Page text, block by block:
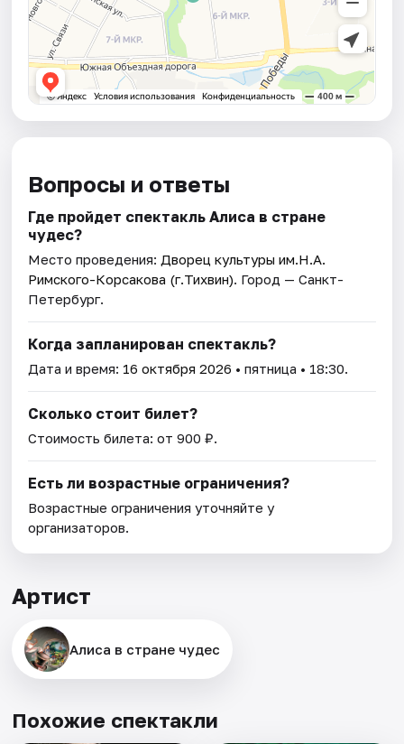
Вопросы и ответы
Где пройдет спектакль Алиса в стране
чудес?
Место проведения: Дворец культуры им.Н.А.
Римского-Корсакова (г.Тихвин). Город — Санкт-
Петербург.
Когда запланирован спектакль?
Дата и время: 16 октября 2026 • пятница • 18:30.
Сколько стоит билет?
Стоимость билета: от 900 ₽.
Есть ли возрастные ограничения?
Возрастные ограничения уточняйте у
организаторов.
Артист
Алиса в стране чудес
Похожие спектакли